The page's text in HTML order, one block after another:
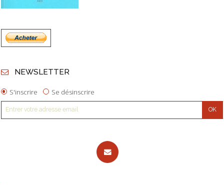
NEWSLETTER
S'inscrire Se désinscrire